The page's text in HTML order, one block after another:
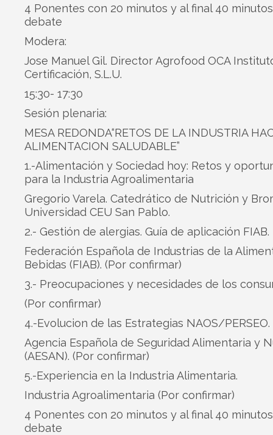
4 Ponentes con 20 minutos y al final 40
debate
Modera:
Jose Manuel Gil. Director Agrofood OCA
Certificación, S.L.U.
15:30- 17:30
Sesión plenaria:
MESA REDONDA“RETOS DE LA INDUSTRIA
ALIMENTACION SALUDABLE”
1.-Alimentación y Sociedad hoy: Retos y
para la Industria Agroalimentaria
Gregorio Varela. Catedrático de Nutrición y
Universidad CEU San Pablo.
2.- Gestión de alergias. Guía de aplicación FIAB.
Federación Española de Industrias de la
Bebidas (FIAB). (Por confirmar)
3.- Preocupaciones y necesidades de los
(Por confirmar)
4.-Evolucion de las Estrategias NAOS/PERSEO.
Agencia Española de Seguridad Alimentaria y
(AESAN). (Por confirmar)
5.-Experiencia en la Industria Alimentaria.
Industria Agroalimentaria (Por confirmar)
4 Ponentes con 20 minutos y al final 40
debate